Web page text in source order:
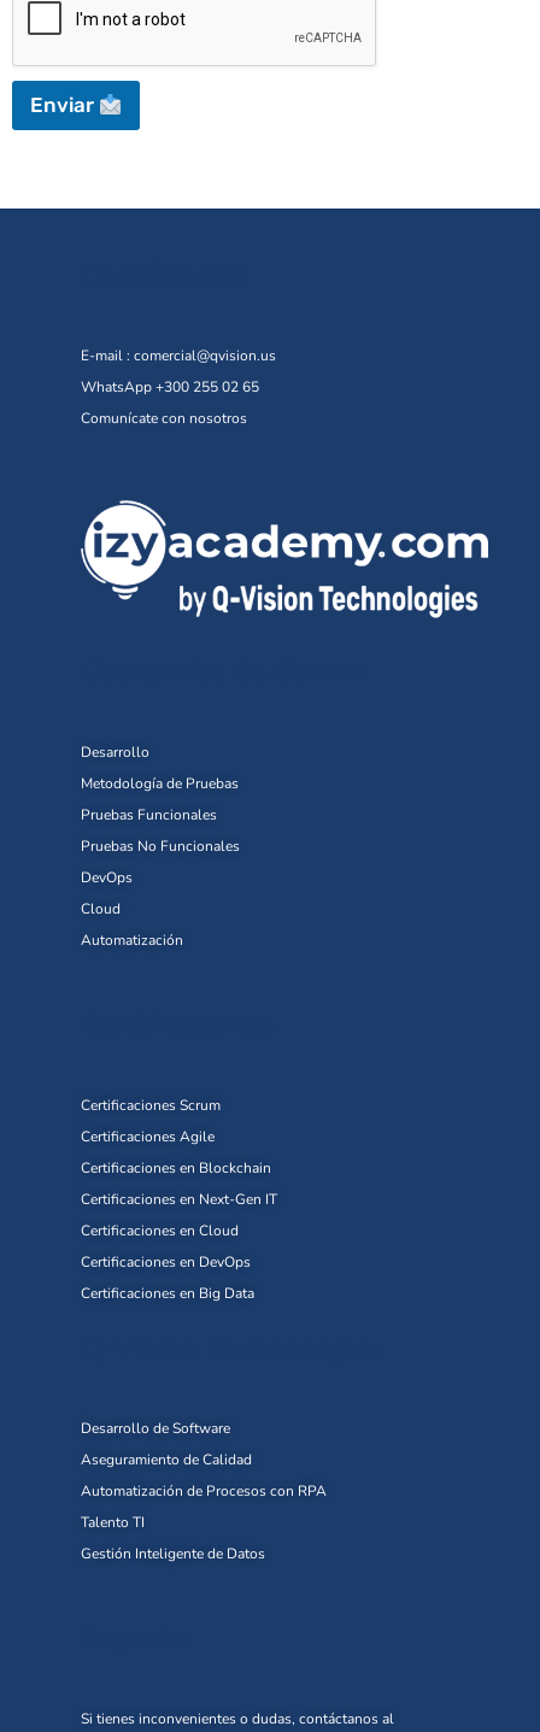
Enviar
E-mail : comercial@qvision.us
WhatsApp +300 255 02 65
Comunícate con nosotros
Desarrollo
Metodología de Pruebas
Pruebas Funcionales
Pruebas No Funcionales
DevOps
Cloud
Automatización
Certificaciones Scrum
Certificaciones Agile
Certificaciones en Blockchain
Certificaciones en Next-Gen IT
Certificaciones en Cloud
Certificaciones en DevOps
Certificaciones en Big Data
Desarrollo de Software
Aseguramiento de Calidad
Automatización de Procesos con RPA
Talento TI
Gestión Inteligente de Datos
Si tienes inconvenientes o dudas, contáctanos al